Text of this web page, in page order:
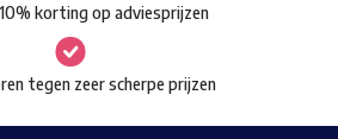
de
productpagina
korting op adviesprijzen
tegen zeer scherpe prijzen